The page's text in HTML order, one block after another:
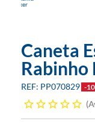
Caneta
Rabinho
PP070829 -